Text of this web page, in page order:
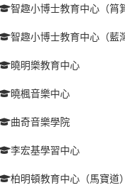
智趣小博士教育中心（筲
智趣小博士教育中心（藍
曉明樂教育中心
曉楓音樂中心
曲奇音樂學院
李宏基學習中心
柏明頓教育中心（馬寶道）